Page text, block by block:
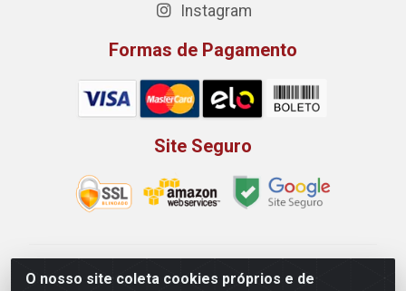
O nosso site coleta cookies próprios e de
Instagram
Formas de Pagamento
Site Seguro
Rio Vermelho Distribuição de Alimentos LTDA - Rodovia